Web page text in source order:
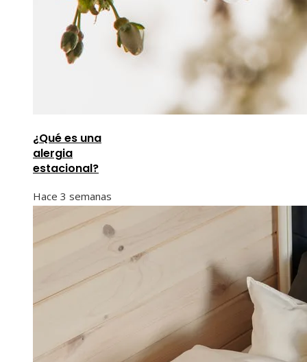
¿Qué es una
alergia
estacional?
Hace 3 semanas